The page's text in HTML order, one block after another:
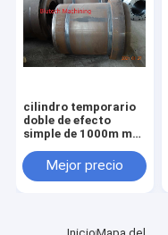
cilindro temporario
doble de efecto
simple de 1000m m
hidráulica de la
hidroreformación
Mejor precio